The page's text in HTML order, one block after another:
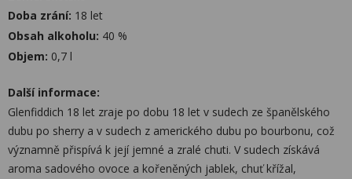
Doba zrání: 18 let
Obsah alkoholu: 40 %
Objem: 0,7 l
Další informace:
Glenfiddich 18 let zraje po dobu 18 let v sudech ze španělského
dubu po sherry a v sudech z amerického dubu po bourbonu, což
významně přispívá k její jemné a zralé chuti. V sudech získává
aroma sadového ovoce a kořeněných jablek, chuť křížal,